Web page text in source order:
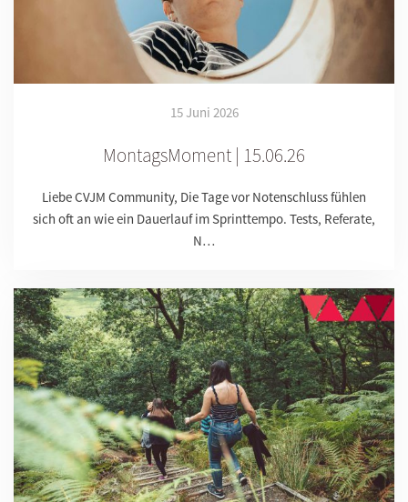
15 Juni 2026
MontagsMoment | 15.06.26
Liebe CVJM Community, Die Tage vor Notenschluss fühlen
sich oft an wie ein Dauerlauf im Sprinttempo. Tests, Referate,
N…